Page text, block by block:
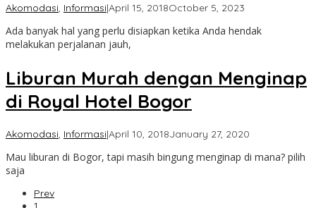
Akomodasi, Informasi|April 15, 2018October 5, 2023
Cimanggu
Ada banyak hal yang perlu disiapkan ketika Anda hendak
melakukan perjalanan jauh,
Liburan Murah dengan Menginap
di Royal Hotel Bogor
Akomodasi, Informasi|April 10, 2018January 27, 2020
Pakansari
Mau liburan di Bogor, tapi masih bingung menginap di mana? pilih
saja
Prev